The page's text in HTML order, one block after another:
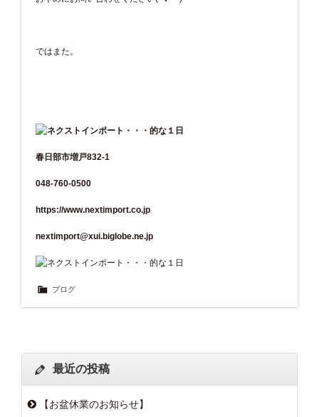
ではまた。
春日部市増戸832-1
048-760-0500
https://www.nextimport.co.jp
nextimport@xui.biglobe.ne.jp
ブログ
最近の投稿
【お盆休業のお知らせ】